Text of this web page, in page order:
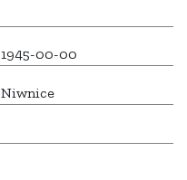
1945-00-00
Niwnice